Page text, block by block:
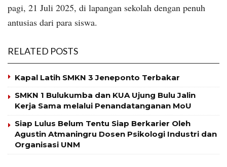
pagi, 21 Juli 2025, di lapangan sekolah dengan penuh
antusias dari para siswa.
RELATED POSTS
Kapal Latih SMKN 3 Jeneponto Terbakar
SMKN 1 Bulukumba dan KUA Ujung Bulu Jalin
Kerja Sama melalui Penandatanganan MoU
Siap Lulus Belum Tentu Siap Berkarier Oleh
Agustin Atmaningru Dosen Psikologi Industri dan
Organisasi UNM